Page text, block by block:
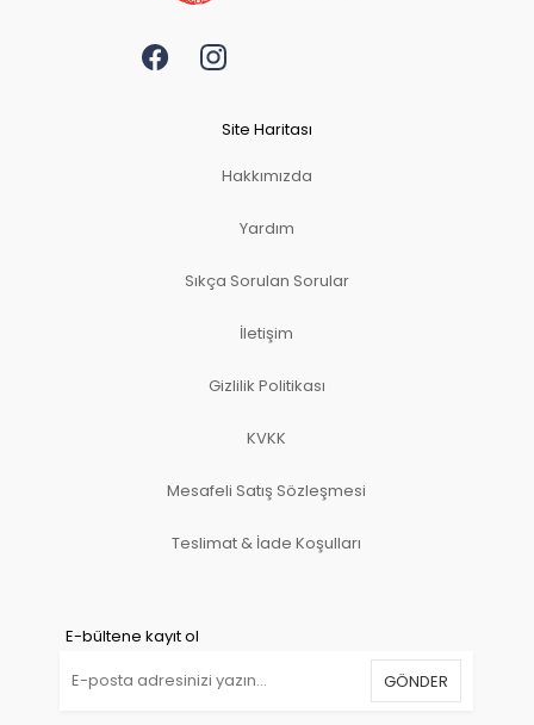
Site Haritası
Hakkımızda
Yardım
Sıkça Sorulan Sorular
İletişim
Gizlilik Politikası
KVKK
Mesafeli Satış Sözleşmesi
Teslimat & İade Koşulları
E-bültene kayıt ol
GÖNDER